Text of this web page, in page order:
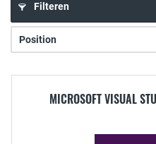
Filteren
MICROSOFT VISUAL